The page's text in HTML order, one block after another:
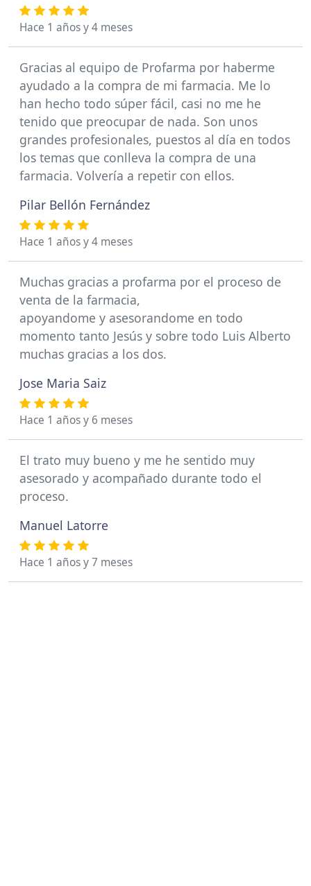
Hace 1 años y 4 meses
Gracias al equipo de Profarma por haberme
ayudado a la compra de mi farmacia. Me lo
han hecho todo súper fácil, casi no me he
tenido que preocupar de nada. Son unos
grandes profesionales, puestos al día en todos
los temas que conlleva la compra de una
farmacia. Volvería a repetir con ellos.
Pilar Bellón Fernández
Hace 1 años y 4 meses
Muchas gracias a profarma por el proceso de
venta de la farmacia,
apoyandome y asesorandome en todo
momento tanto Jesús y sobre todo Luis Alberto
muchas gracias a los dos.
Jose Maria Saiz
Hace 1 años y 6 meses
El trato muy bueno y me he sentido muy
asesorado y acompañado durante todo el
proceso.
Manuel Latorre
Hace 1 años y 7 meses